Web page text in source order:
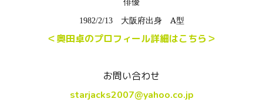
1982/2/13大阪府出身 A型
＜奥田卓のプロフィール詳細はこちら＞
お問い合わせ
starjacks2007@yahoo.co.jp